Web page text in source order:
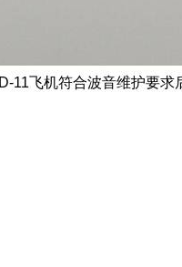
飞机符合波音维护要求